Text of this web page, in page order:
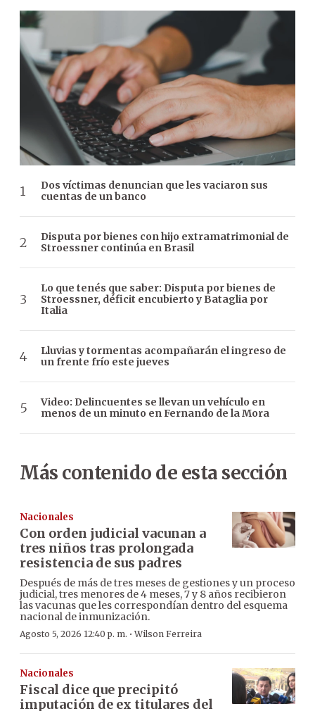
Dos víctimas denuncian que les vaciaron sus
cuentas de un banco
Disputa por bienes con hijo extramatrimonial de
Stroessner continúa en Brasil
Lo que tenés que saber: Disputa por bienes de
Stroessner, déficit encubierto y Bataglia por
Italia
Lluvias y tormentas acompañarán el ingreso de
un frente frío este jueves
Video: Delincuentes se llevan un vehículo en
menos de un minuto en Fernando de la Mora
Más contenido de esta sección
Nacionales
Con orden judicial vacunan a
tres niños tras prolongada
resistencia de sus padres
Después de más de tres meses de gestiones y un proceso
judicial, tres menores de 4 meses, 7 y 8 años recibieron
las vacunas que les correspondían dentro del esquema
nacional de inmunización.
Agosto 5, 2026 12:40 p. m. ·Wilson Ferreira
Nacionales
Fiscal dice que precipitó
imputación de ex titulares del